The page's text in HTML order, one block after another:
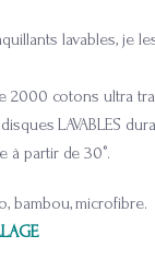
lavables, je
2000 cotons ultra
LAVABLES
à partir de 30°.
bambou, microfibre.